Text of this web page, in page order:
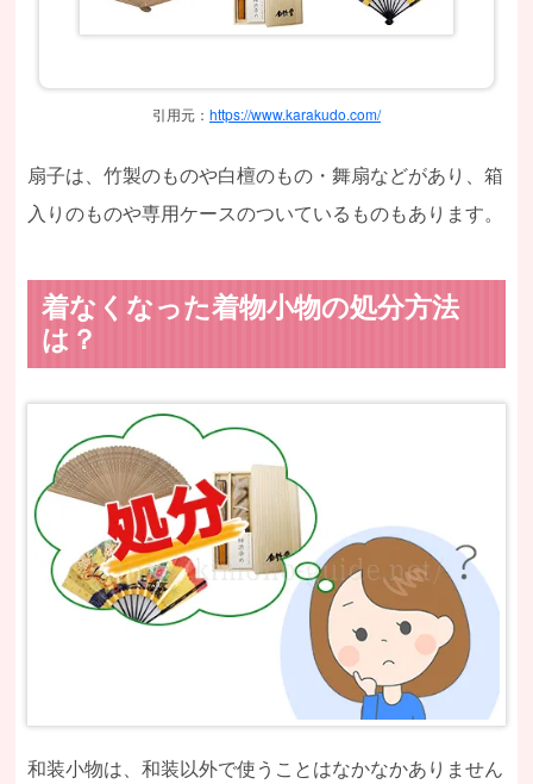
引用元： https://www.karakudo.com/
扇子は、竹製のものや白檀のもの・舞扇などがあり、箱
入りのものや専用ケースのついているものもあります。
着なくなった着物小物の処分方法
は？
和装小物は、和装以外で使うことはなかなかありません